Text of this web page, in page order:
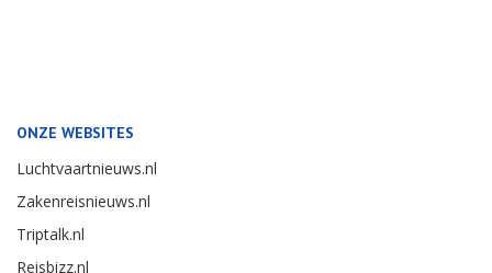
ONZE WEBSITES
Luchtvaartnieuws.nl
Zakenreisnieuws.nl
Triptalk.nl
Reisbizz.nl